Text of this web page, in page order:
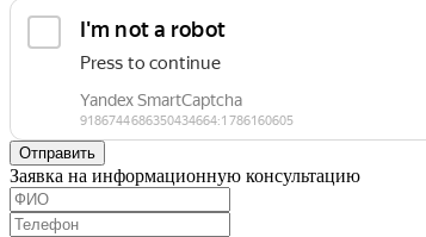
Отправить
Заявка на информационную консультацию